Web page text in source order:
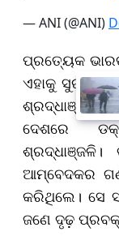
— ANI (@ANI)
ପ୍ରତ୍ୟେକ
ଏହାକୁ ସୁରକ୍ଷା
ଶ୍ରଦ୍ଧାଞ୍ଜଳି ।
ଦେଶରେ
ଆମ୍ବେଦକର
କରିଥିଲେ। ସେ
ଜଣେ ଦୃଢ଼